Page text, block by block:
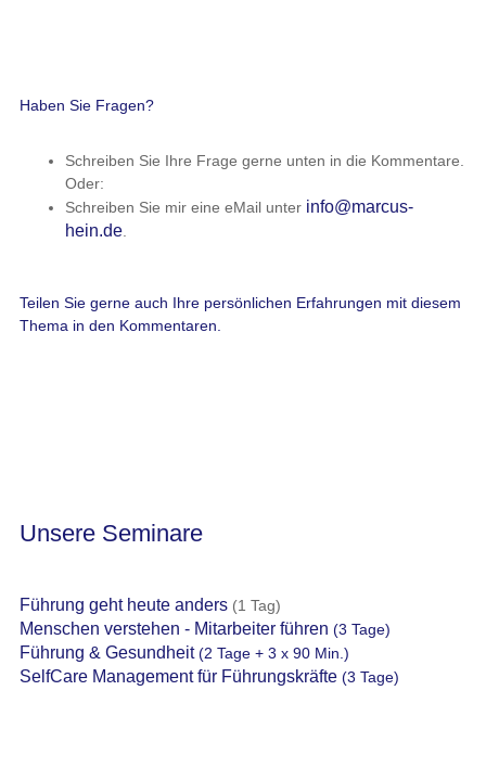
Haben Sie Fragen?
Schreiben Sie Ihre Frage gerne unten in die Kommentare.
Oder:
Schreiben Sie mir eine eMail unter info@marcus-
hein.de.
Teilen Sie gerne auch Ihre persönlichen Erfahrungen mit diesem
Thema in den Kommentaren.
Unsere Seminare
Führung geht heute anders(1 Tag)
Menschen verstehen - Mitarbeiter führen (3 Tage)
Führung & Gesundheit(2 Tage + 3 x 90 Min.)
SelfCare Management für Führungskräfte(3 Tage)